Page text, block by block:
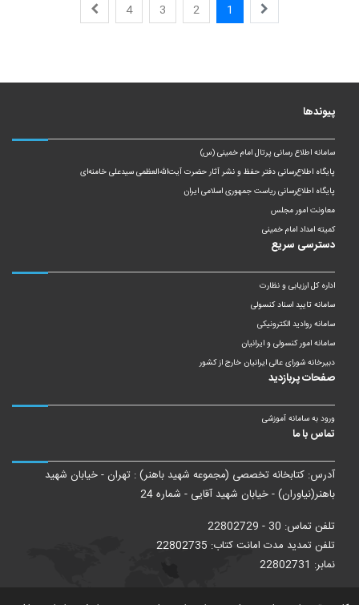
1
2
3
4
پیوندها
سامانه اطلاع رسانی پرتال امام خمینی (س)
پایگاه اطلاع‌رسانی دفتر حفظ و نشر آثار حضرت آیت‌الله‌العظمی سیدعلی خامنه‌ای
پایگاه اطلاع‌رسانی ریاست‌ جمهوری اسلامی ایران
معاونت امور مجلس
کمیته امداد امام خمینی
دسترسی سریع
اداره کل ارزیابی و نظارت
سامانه تایید اسناد کنسولی
سامانه روادید الکترونیکی
سامانه امور کنسولی و ایرانیان
دبیرخانه شورای عالی ایرانیان خارج از کشور
صفحات پربازدید
ورود به سامانه آموزشی
تماس با ما
آدرس: کتابخانه تخصصی (مجموعه شهید باهنر) : تهران - خیابان شهید
باهنر(نیاوران) - خیابان شهید آقایی - شماره 24
تلفن تماس: 30 - 22802729
تلفن تمدید مدت امانت کتاب: 22802735
نمابر: 22802731